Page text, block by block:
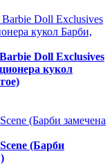
Doll Exclusives
кукол
(Барби